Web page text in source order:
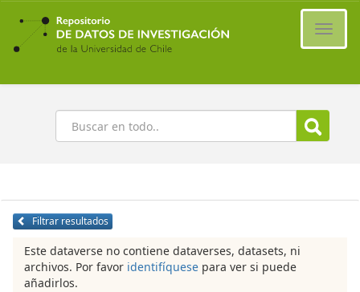
Ir
contenido
principal
Buscar
Filtrar resultados
Este dataverse no contiene dataverses, datasets, ni
archivos. Por favor identifíquese para ver si puede
añadirlos.